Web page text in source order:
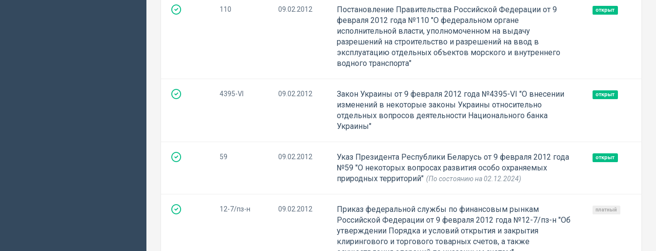
110 09.02.2012
Постановление Правительства Российской Федерации от 9
февраля 2012 года №110 "О федеральном органе
исполнительной власти, уполномоченном на выдачу
разрешений на строительство и разрешений на ввод в
эксплуатацию отдельных объектов морского и внутреннего
водного транспорта"
открыт
4395-VI 09.02.2012
Закон Украины от 9 февраля 2012 года №4395-VI "О внесении
изменений в некоторые законы Украины относительно
отдельных вопросов деятельности Национального банка
Украины"
открыт
59 09.02.2012
Указ Президента Республики Беларусь от 9 февраля 2012 года
№59 "О некоторых вопросах развития особо охраняемых
природных территорий" (По состоянию на 02.12.2024)
открыт
12-7/пз-н 09.02.2012
Приказ федеральной службы по финансовым рынкам
Российской Федерации от 9 февраля 2012 года №12-7/пз-н "Об
утверждении Порядка и условий открытия и закрытия
клирингового и торгового товарных счетов, а также
платный